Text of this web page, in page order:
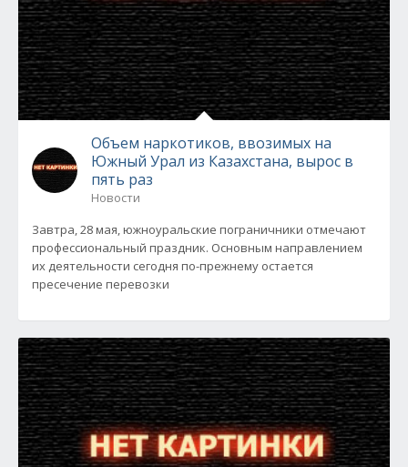
Объем наркотиков, ввозимых на
Южный Урал из Казахстана, вырос в
пять раз
Новости
Завтра, 28 мая, южноуральские пограничники отмечают
профессиональный праздник. Основным направлением
их деятельности сегодня по-прежнему остается
пресечение перевозки